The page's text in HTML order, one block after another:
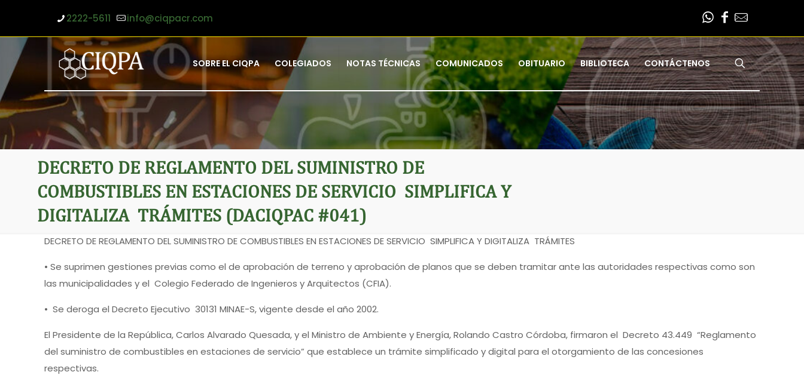
2222-5611 info@ciqpacr.com
SOBRE EL CIQPA COLEGIADOS NOTAS TÉCNICAS COMUNICADOS OBITUARIO BIBLIOTECA CONTÁCTENOS
DECRETO DE REGLAMENTO DEL SUMINISTRO DE
COMBUSTIBLES EN ESTACIONES DE SERVICIO SIMPLIFICA Y
DIGITALIZA TRÁMITES (DACIQPAC #041)
DECRETO DE REGLAMENTO DEL SUMINISTRO DE COMBUSTIBLES EN ESTACIONES DE SERVICIO SIMPLIFICA Y DIGITALIZA TRÁMITES
• Se suprimen gestiones previas como el de aprobación de terreno y aprobación de planos que se deben tramitar ante las autoridades respectivas como son
las municipalidades y el Colegio Federado de Ingenieros y Arquitectos (CFIA).
• Se deroga el Decreto Ejecutivo 30131 MINAE-S, vigente desde el año 2002.
El Presidente de la República, Carlos Alvarado Quesada, y el Ministro de Ambiente y Energía, Rolando Castro Córdoba, firmaron el Decreto 43.449 “Reglamento
del suministro de combustibles en estaciones de servicio” que establece un trámite simplificado y digital para el otorgamiento de las concesiones
respectivas.